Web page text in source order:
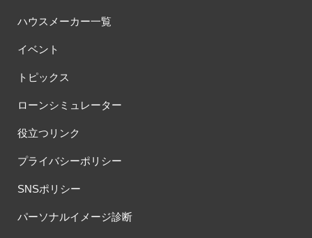
ハウスメーカー一覧
イベント
トピックス
ローンシミュレーター
役立つリンク
プライバシーポリシー
SNSポリシー
パーソナルイメージ診断